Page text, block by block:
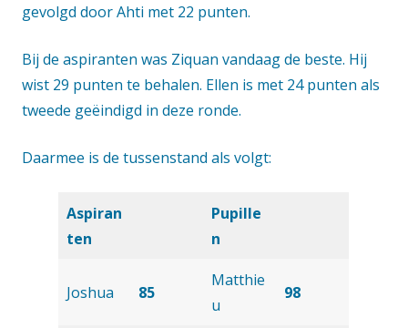
gevolgd door Ahti met 22 punten.
Bij de aspiranten was Ziquan vandaag de beste. Hij
wist 29 punten te behalen. Ellen is met 24 punten als
tweede geëindigd in deze ronde.
Daarmee is de tussenstand als volgt:
Aspiran
ten
Pupille
n
Joshua 85
Matthie
u
98